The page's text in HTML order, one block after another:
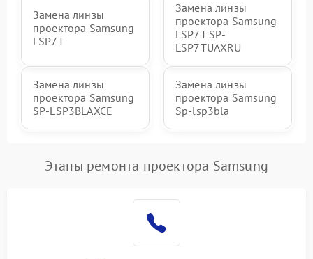
Замена линзы
проектора Samsung
LSP7T
Замена линзы
проектора Samsung
LSP7T SP-
LSP7TUAXRU
Замена линзы
проектора Samsung
SP-LSP3BLAXCE
Замена линзы
проектора Samsung
Sp-lsp3bla
Этапы ремонта проектора Samsung